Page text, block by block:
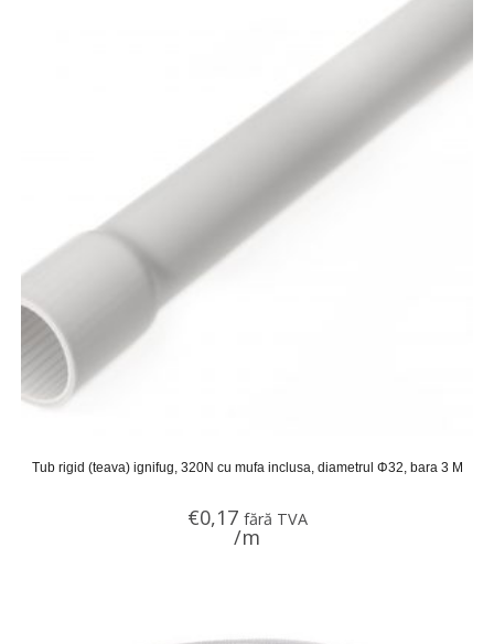
Tub rigid (teava) ignifug, 320N cu mufa inclusa, diametrul Φ32, bara 3 M
€0,17 fără TVA
/m